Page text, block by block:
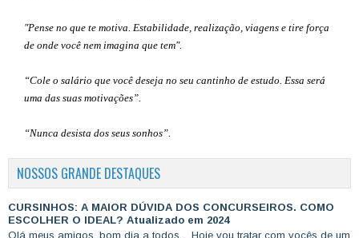
"Pense no que te motiva. Estabilidade, realização, viagens e tire força
de onde você nem imagina que tem".
“Cole o salário que você deseja no seu cantinho de estudo. Essa será
uma das suas motivações”.
“Nunca desista dos seus sonhos”.
NOSSOS GRANDE DESTAQUES
CURSINHOS: A MAIOR DÚVIDA DOS CONCURSEIROS. COMO
ESCOLHER O IDEAL? Atualizado em 2024
Olá meus amigos, bom dia a todos. Hoje vou tratar com vocês de um